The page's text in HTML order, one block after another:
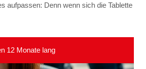
aufpassen: Denn wenn sich die Tablette
12 Monate lang